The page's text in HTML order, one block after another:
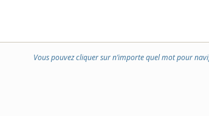
Vous pouvez cliquer sur n’importe quel mot pour